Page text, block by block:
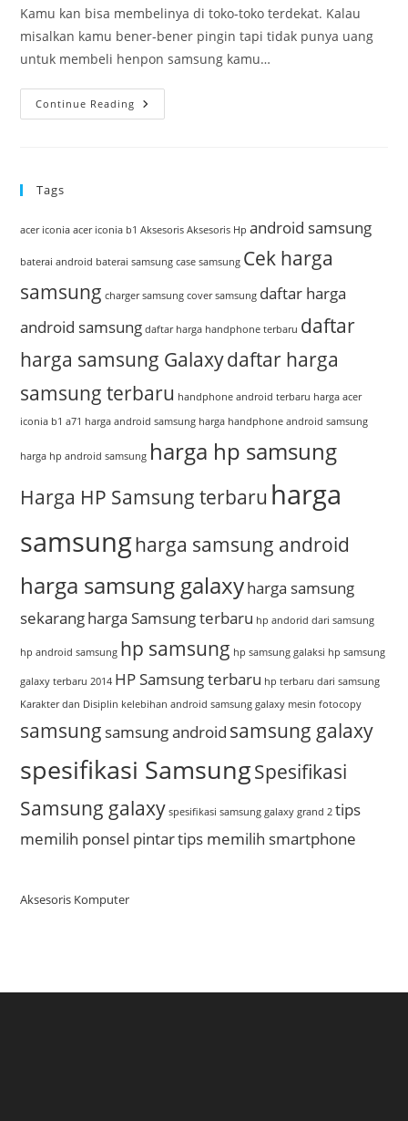
Kamu kan bisa membelinya di toko-toko terdekat. Kalau
misalkan kamu bener-bener pingin tapi tidak punya uang
untuk membeli henpon samsung kamu…
Continue Reading Tips
Membeli
Tags
acer iconia acer iconia b1 Aksesoris Aksesoris Hp android samsung
baterai android baterai samsung case samsung Cek harga
samsung charger samsung cover samsung daftar harga
android samsung daftar harga handphone terbaru daftar
harga samsung Galaxydaftar harga
samsung terbaru handphone android terbaru harga acer
iconia b1 a71 harga android samsung harga handphone android samsung
harga hp android samsung harga hp samsung
Harga HP Samsung terbaru harga
samsungharga samsung android
harga samsung galaxyharga samsung
sekarangharga Samsung terbaru hp andorid dari samsung
hp android samsung hp samsung hp samsung galaksi hp samsung
galaxy terbaru 2014 HP Samsung terbaru hp terbaru dari samsung
Karakter dan Disiplin kelebihan android samsung galaxy mesin fotocopy
samsung samsung android samsung galaxy
spesifikasi SamsungSpesifikasi
Samsung galaxy spesifikasi samsung galaxy grand 2 tips
memilih ponsel pintartips memilih smartphone
Aksesoris Komputer